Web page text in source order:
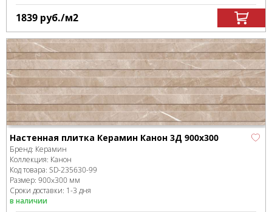
1839 руб./м2
Настенная плитка Керамин Канон 3Д 900х300
Бренд: Керамин
Коллекция: Канон
Код товара: SD-235630-99
Размер: 900x300 мм
Сроки доставки: 1-3 дня
в наличии